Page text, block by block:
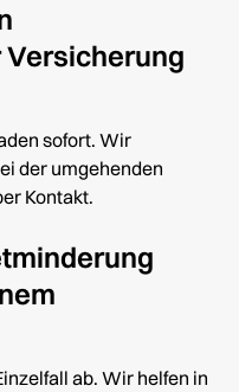
sofort. Wir
der umgehenden
Kontakt.
ab. Wir helfen in